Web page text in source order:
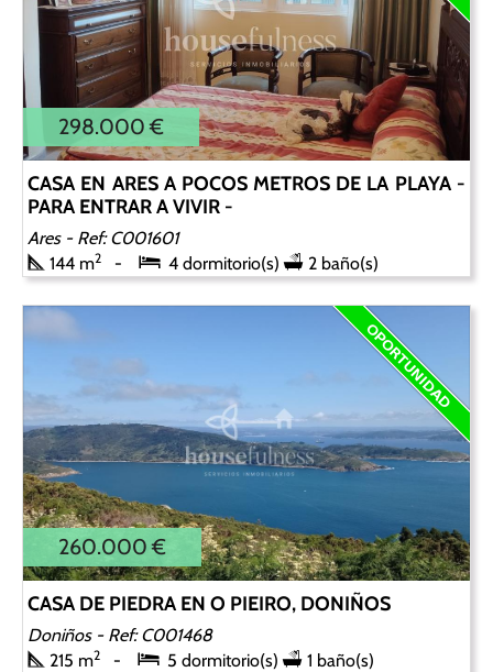
298.000 €
CASA EN ARES A POCOS METROS DE LA PLAYA -
PARA ENTRAR A VIVIR -
Ares - Ref: C001601
144 m2 4 dormitorio(s) 2 baño(s)
260.000 €
CASA DE PIEDRA EN O PIEIRO, DONIÑOS
Doniños - Ref: C001468
215 m2 5 dormitorio(s) 1 baño(s)